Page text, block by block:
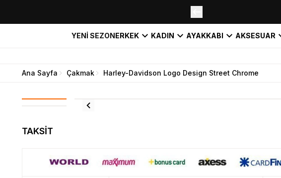
YENİ SEZONERKEK KADIN AYAKKABI AKSESUAR
Ana Sayfa Çakmak Harley-Davidson Logo Design Street Chrome
TAKSİT